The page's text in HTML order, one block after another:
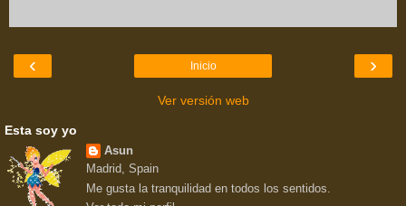
‹ ›
Inicio
Ver versión web
Esta soy yo
Asun
Madrid, Spain
Me gusta la tranquilidad en todos los sentidos.